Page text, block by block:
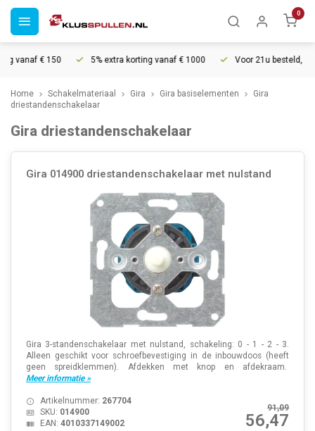
0
vanaf € 150 5% extra korting vanaf € 1000 Voor 21u besteld,
Home Schakelmateriaal Gira Gira basiselementen
Gira
driestandenschakelaar
Gira driestandenschakelaar
Gira 014900 driestandenschakelaar met nulstand
Gira 3-standenschakelaar met nulstand, schakeling: 0 - 1 - 2 - 3.
Alleen geschikt voor schroefbevestiging in de inbouwdoos (heeft
geen spreidklemmen). Afdekken met knop en afdekraam.
Meer informatie »
91,09
56,47
Artikelnummer: 267704
SKU: 014900
EAN: 4010337149002